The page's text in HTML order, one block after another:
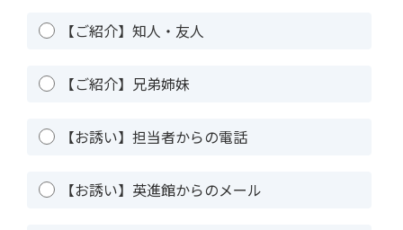
【ご紹介】知人・友人
【ご紹介】兄弟姉妹
【お誘い】担当者からの電話
【お誘い】英進館からのメール